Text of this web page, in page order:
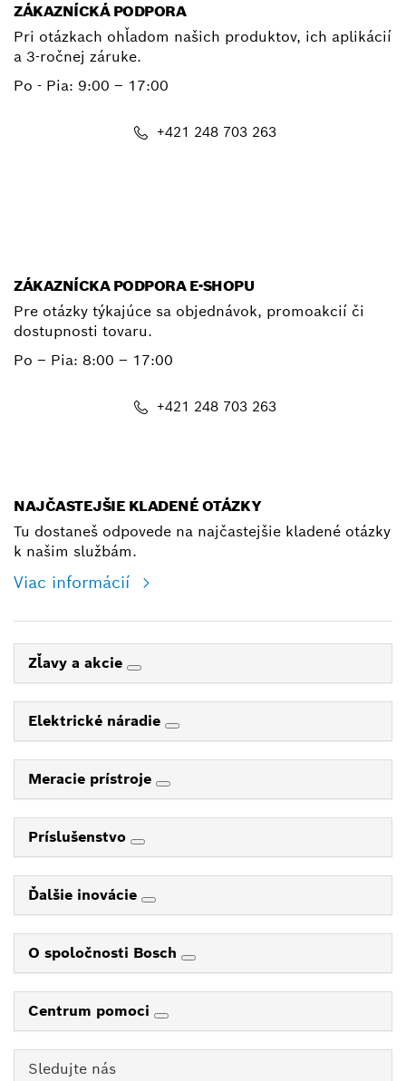
ZÁKAZNÍCKÁ PODPORA
Pri otázkach ohľadom našich produktov, ich aplikácií
a 3-ročnej záruke.
Po - Pia: 9:00 – 17:00
+421 248 703 263
ZÁKAZNÍCKA PODPORA E-SHOPU
Pre otázky týkajúce sa objednávok, promoakcií či
dostupnosti tovaru.
Po – Pia: 8:00 – 17:00
+421 248 703 263
NAJČASTEJŠIE KLADENÉ OTÁZKY
Tu dostaneš odpovede na najčastejšie kladené otázky
k našim službám.
Viac informácií
Zľavy a akcie
Elektrické náradie
Meracie prístroje
Príslušenstvo
Ďalšie inovácie
O spoločnosti Bosch
Centrum pomoci
Sledujte nás